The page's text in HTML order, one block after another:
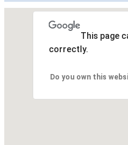
This page
correctly.
Do you own this